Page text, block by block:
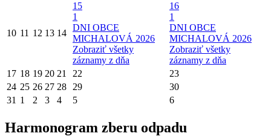
10 11 12 13 14
15
1
DNI OBCE
MICHALOVÁ 2026
Zobraziť všetky
záznamy z dňa
16
1
DNI OBCE
MICHALOVÁ 2026
Zobraziť všetky
záznamy z dňa
17 18 19 20 21 22
23
24 25 26 27 28 29
30
31 1 2 3 4 5 6
Harmonogram zberu odpadu